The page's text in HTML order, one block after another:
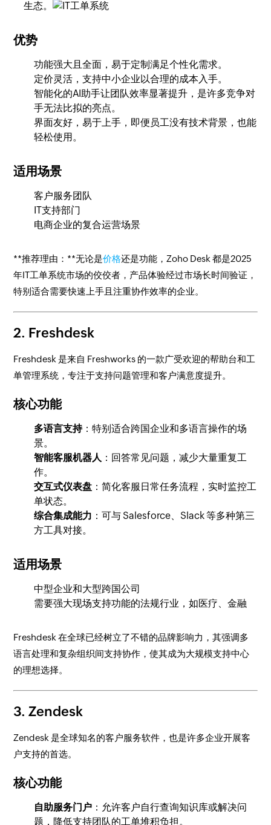
生态。
优势
功能强大且全面，易于定制满足个性化需求。
定价灵活，支持中小企业以合理的成本入手。
智能化的AI助手让团队效率显著提升，是许多竞争对
手无法比拟的亮点。
界面友好，易于上手，即便员工没有技术背景，也能
轻松使用。
适用场景
客户服务团队
IT支持部门
电商企业的复合运营场景
**推荐理由：**无论是价格还是功能，Zoho Desk 都是2025
年IT工单系统市场的佼佼者，产品体验经过市场长时间验证，
特别适合需要快速上手且注重协作效率的企业。
2. Freshdesk
Freshdesk 是来自 Freshworks 的一款广受欢迎的帮助台和工
单管理系统，专注于支持问题管理和客户满意度提升。
核心功能
多语言支持：特别适合跨国企业和多语言操作的场
景。
智能客服机器人 ：回答常见问题，减少大量重复工
作。
交互式仪表盘 ：简化客服日常任务流程，实时监控工
单状态。
综合集成能力 ：可与 Salesforce、Slack 等多种第三
方工具对接。
适用场景
中型企业和大型跨国公司
需要强大现场支持功能的法规行业，如医疗、金融
Freshdesk 在全球已经树立了不错的品牌影响力，其强调多
语言处理和复杂组织间支持协作，使其成为大规模支持中心
的理想选择。
3.Zendesk
Zendesk 是全球知名的客户服务软件，也是许多企业开展客
户支持的首选。
核心功能
自助服务门户 ：允许客户自行查询知识库或解决问
题，降低支持团队的工单堆积负担。